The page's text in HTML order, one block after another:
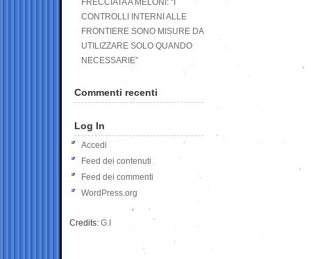
FRECCIATA A MELONI: “I
CONTROLLI INTERNI ALLE
FRONTIERE SONO MISURE DA
UTILIZZARE SOLO QUANDO
NECESSARIE”
Commenti recenti
Log In
Accedi
Feed dei contenuti
Feed dei commenti
WordPress.org
Credits: G.I